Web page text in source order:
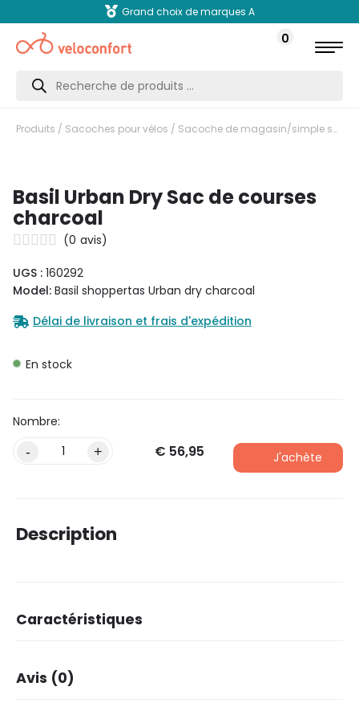
Grand choix de marques A
0
Recherche
produits
Produits / Sacoches pour vélos / Sacoche de magasin/simple sacoche
Basil Urban Dry Sac de courses
charcoal
(0 avis)
UGS : 160292
Model: Basil shoppertas Urban dry charcoal
Délai de livraison et frais d'expédition
En stock
- + € 56,95 J'achète
Alternative:
Description
Caractéristiques
Marque
Avis (0)